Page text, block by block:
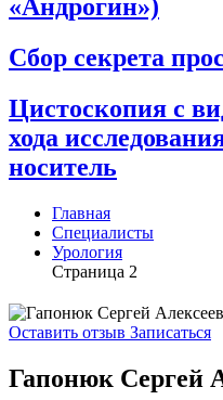
«Андрогин»)
Сбор секрета
Цистоскопия с
хода
носитель
Главная
Специалисты
Урология
Страница 2
Оставить отзыв Записаться
Гапонюк Сергей